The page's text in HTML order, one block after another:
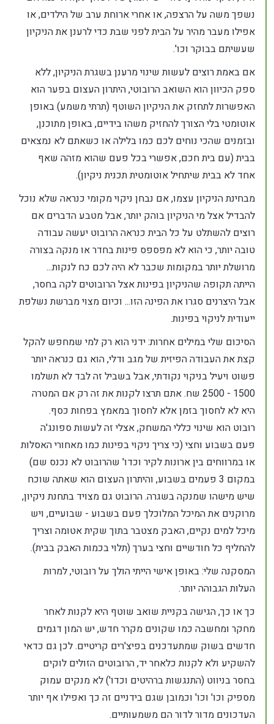
נשפך משה על הרצפה, או אחרי ארוחת ערב של הילדים, או
אפילו מעבר מהיר על הבית לפני שבת כדי לרענן את הניקיון
שעשיתם בבוקר וכו'.
אם באמת רוצים לעשות שינוי מרענן בשגרת הניקיון, ללא
ספק הכיוון הוא השואב הרובוטי, היתרון העצום בפער הוא
האפשרות לתחזק את הניקיון השוטף (תרתי משמע) באופן
אוטומטי בלי הצורך להחזיק משהו בידיים, באופן מתוכנן,
ובזמנים שהכי נוחים לכם כמו בלילה או כשאתם לא נמצאים
בבית (עם בית חכם, אפשרי בכל פעם שהוא מזהה שאף
אחד לא בבית שיתחיל אוטומטית תכנית ניקיון).
מבחינת הניקיון עצמו, אם נבחן ניקוי מקומי כנראה שלא נוכל
להבדיל אצל מי הניקיון בוהק יותר, אבל מטבע הדברים אם
רוצים להשתלט על כל הבית כנראה הרובוט יעשה עבודה
טובה יותר, כי הוא לא מפספס פינות בחדר או מנקה בצורה
מרושלת יותר במקומות שכבר לא היה לכם כח לנקות...
הייתה תקופה שהניקיון בפינות אצל הרובוטים לקה בחסר,
אבל היצרנים סגרו את הפינה הזו... וכיום מצוי מברשת נשלפת
ייעודית לניקוי בפינות.
הסיכום שלי במילים אחרות: ידני הוא רק למי שמחפש להקל
קצת את העבודה הפיזית של מגב ודלי, הוא גם כנראה יותר
פשוט ויעיל בניקוי נקודתי, אבל בשביל זה לבד לא תשלמו
1500 - 2500 שח. אתם תרצו לקנות את זה רק אם המטרה
היא לא לחסוך בזמן אלא לחסוך במאמץ בפחות כסף.
רובוט הוא שינוי כללי המשחק, אצלי זה לעשות ספונג'ה
פעם בשבוע וחצי (כי צריך ניקוי בפינות כמו מאחורי האסלות
או במרווחים בין ארונות לקיר וכדו' שהרובוט לא נכנס שם)
במקום 3 פעמים בשבוע, והיתרון העצום הוא שאתה שוכח
שיש מישהו שמנקה בשגרה. הרובוט גם מצויד בתחנת ניקיון,
מרוקנים את המיכל המלוכלך פעם בשבוע - שבועיים, ויש
מיכל למים נקיים, האבק מצטבר בתוך שקית אטומה וצריך
להחליף כל חודשיים וחצי בערך (תלוי בכמות האבק בבית).
המסקנה שלי: באופן אישי הייתי הולך על רובוטי, למרות
העלות הגבוהה יותר.
כך או כך, הגישה בקניית שואב שוטף היא לקנות לאחר
מחקר ומחשבה כמו שקונים מקרר חדש, יש המון דגמים
חדשים בשוק שמתעדכנים בפיצ'רים קריטיים. לכן גם כדאי
להשקיע ולא לקנות כלאחר יד, הרובוטים הזולים לוקים
בחסר בניווט (התנגשות ברהיטים וכדו') לא מנקים עמוק
מספיק וכו' וכו' וכמובן שגם בידניים זה כך ואפילו אף יותר
העדכונים מדור לדור הם משמעותיים.